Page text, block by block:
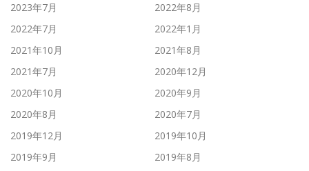
2023年7月
2022年8月
2022年7月
2022年1月
2021年10月
2021年8月
2021年7月
2020年12月
2020年10月
2020年9月
2020年8月
2020年7月
2019年12月
2019年10月
2019年9月
2019年8月